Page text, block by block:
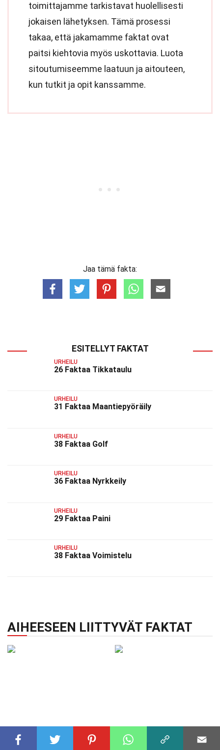
toimittajamme tarkistavat huolellisesti
jokaisen lähetyksen. Tämä prosessi
takaa, että jakamamme faktat ovat
paitsi kiehtovia myös uskottavia. Luota
sitoutumiseemme laatuun ja aitouteen,
kun tutkit ja opit kanssamme.
Jaa tämä fakta:
ESITELLYT FAKTAT
URHEILU
26 Faktaa Tikkataulu
URHEILU
31 Faktaa Maantiepyöräily
URHEILU
38 Faktaa Golf
URHEILU
36 Faktaa Nyrkkeily
URHEILU
29 Faktaa Paini
URHEILU
38 Faktaa Voimistelu
AIHEESEEN LIITTYVÄT FAKTAT
URHEILU 17 syys 2024 URHEILU 17 syys 2024